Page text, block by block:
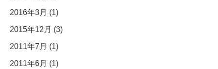
2016年3月 (1)
2015年12月 (3)
2011年7月 (1)
2011年6月 (1)